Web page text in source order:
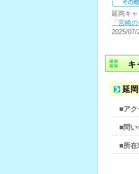
延岡キャ
「宮崎
2025/07/
キ
延
■アク
■問い
■所在